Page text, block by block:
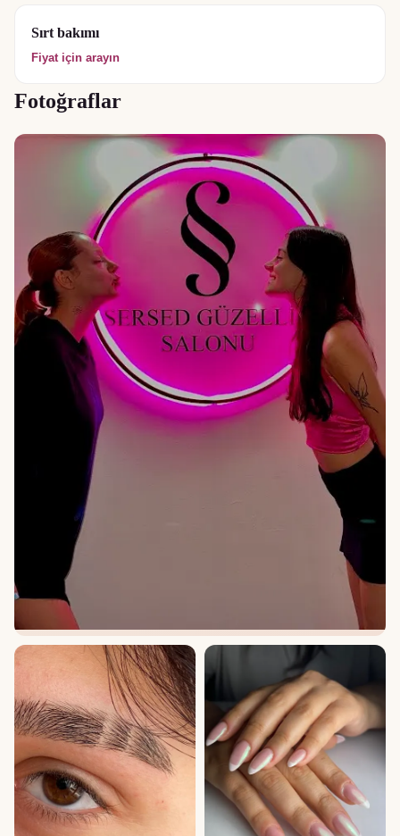
Sırt bakımı
Fiyat için arayın
Fotoğraflar